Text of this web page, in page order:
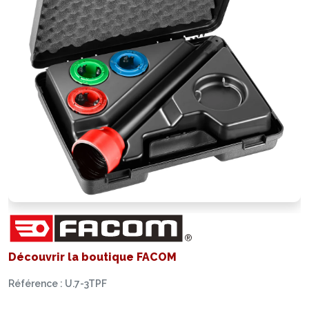
Découvrir la boutique FACOM
Référence : U.7-3TPF